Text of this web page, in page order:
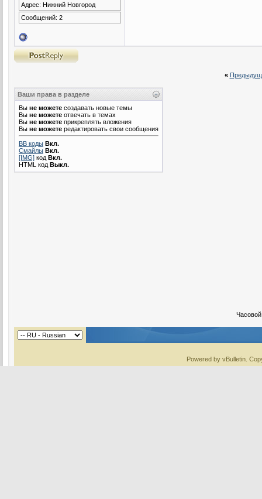
Адрес: Нижний Новгород
Сообщений: 2
«
Ваши права в разделе
Вы не можете создавать новые темы
Вы не можете отвечать в темах
Вы не можете прикреплять вложения
Вы не можете редактировать свои сообщения
BB коды Вкл.
Смайлы Вкл.
[IMG] код Вкл.
HTML код Выкл.
Powered by vBulletin.